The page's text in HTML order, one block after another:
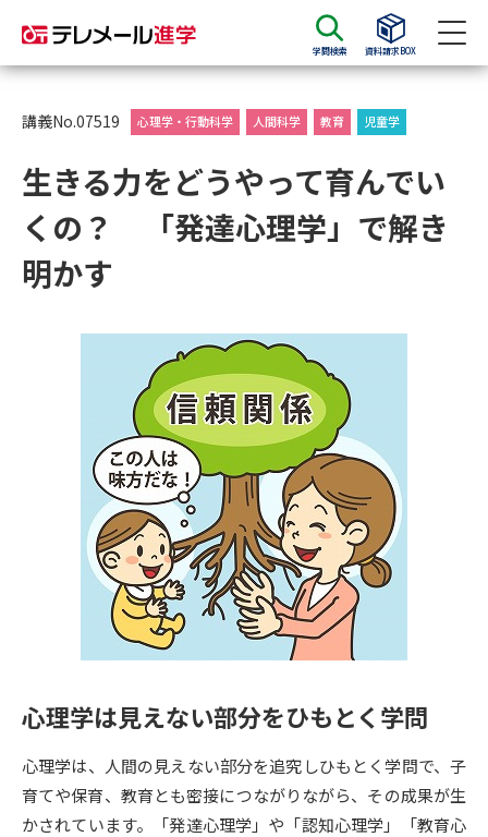
学問検索 資料請求BOX
資料請求 資料検索
大学・短大の資料種類から請求
大学パンフ
大学・短大以外の資料から請求
専門学校の資料請求 大学院の資料請求
留学・進学関連、塾・予備校
大学入学共通テスト「受験案
内」の請求
大学入学共通テスト「受験上の
配慮案内」の請求
高等学校卒業程度認定試験
高等学校（情報）教員資格認定
大学研究 大学検索
講義No.07519 心理学・行動科学 人間科学 教育 児童学
生きる力をどうやって育んでい
くの？ 「発達心理学」で解き
明かす
心理学は見えない部分をひもとく学問
心理学は、人間の見えない部分を追究しひもとく学問で、子
育てや保育、教育とも密接につながりながら、その成果が生
かされています。「発達心理学」や「認知心理学」「教育心